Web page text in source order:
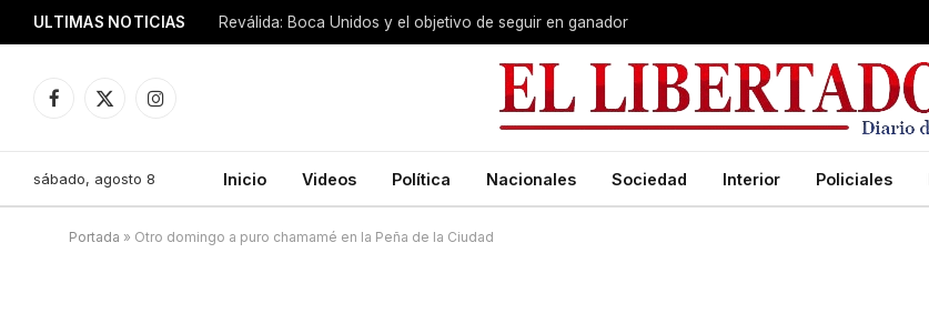
ULTIMAS NOTICIAS Reválida: Boca Unidos y el objetivo de seguir en ganador
Facebook
X
Instagram
sábado, agosto 8 Inicio Videos Política Nacionales Sociedad Interior Policiales
Portada » Otro domingo a puro chamamé en la Peña de la Ciudad